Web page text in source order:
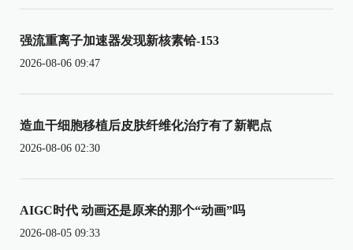
强流重离子加速器发现新核素铪-153
2026-08-06 09:47
造血干细胞移植后皮肤纤维化治疗有了新靶点
2026-08-06 02:30
AIGC时代 动画还是原来的那个“动画”吗
2026-08-05 09:33